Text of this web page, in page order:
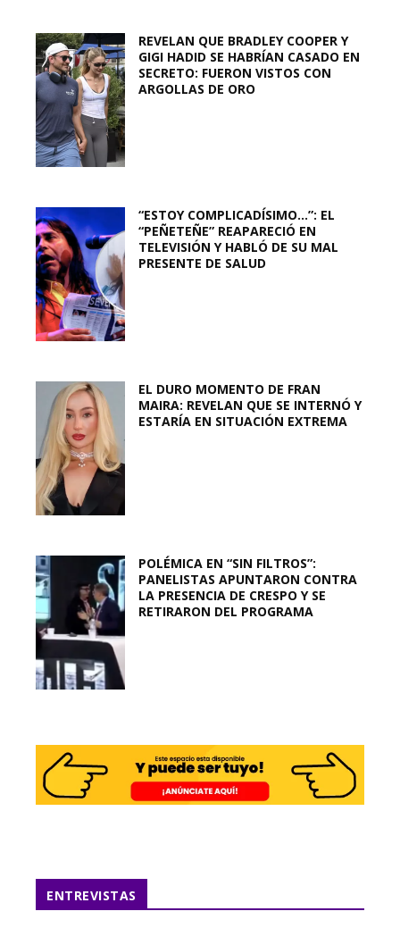
REVELAN QUE BRADLEY COOPER Y
GIGI HADID SE HABRÍAN CASADO EN
SECRETO: FUERON VISTOS CON
ARGOLLAS DE ORO
“ESTOY COMPLICADÍSIMO…”: EL
“PEÑETEÑE” REAPARECIÓ EN
TELEVISIÓN Y HABLÓ DE SU MAL
PRESENTE DE SALUD
EL DURO MOMENTO DE FRAN
MAIRA: REVELAN QUE SE INTERNÓ Y
ESTARÍA EN SITUACIÓN EXTREMA
POLÉMICA EN “SIN FILTROS”:
PANELISTAS APUNTARON CONTRA
LA PRESENCIA DE CRESPO Y SE
RETIRARON DEL PROGRAMA
ENTREVISTAS